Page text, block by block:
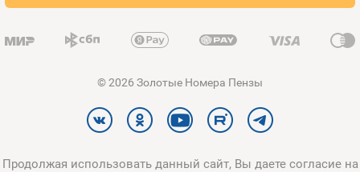
© 2026 Золотые Номера Пензы
Продолжая использовать данный сайт, Вы даете согласие на